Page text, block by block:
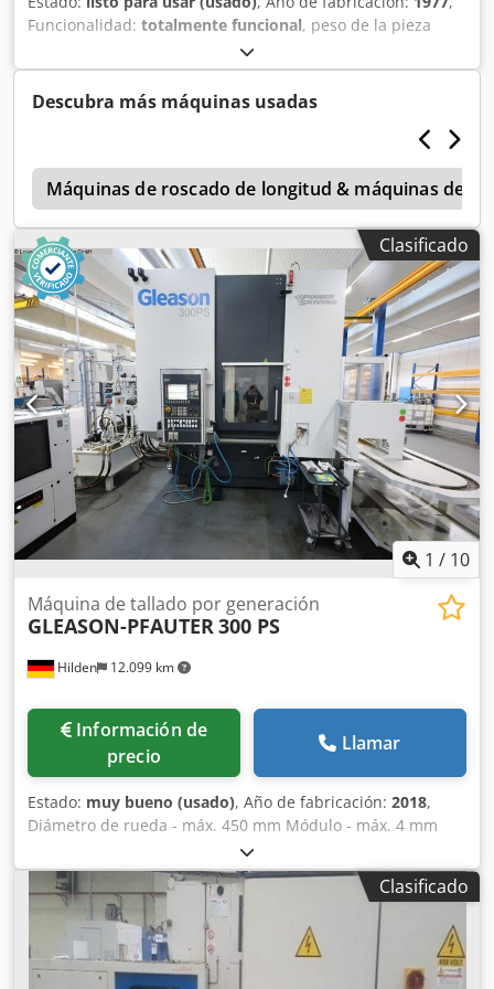
Funcionalidad: totalmente funcional, peso de la pieza
, longitud de rosca:
400, LARGO 3000 mm, MÓDULO 8-10, TIPO HELICOIDAL,
CON DENTADO RECTO. Dsdpjzkrgbofx Ad Rewa
Descubra más máquinas usadas
Máquinas de roscado de longitud & máquinas de
Clasificado
1 / 10
Hilden 12.099 km
Máquina de tallado por generación
GLEASON-PFAUTER300 PS
Información de
precio
Llamar
Estado: muy bueno (usado), Año de fabricación: 2018,
Diámetro de rueda - máx. 450 mm Módulo - máx. 4 mm
Diámetro interior mín. 100 mm Diámetro interior máx. 300
mm Mayor diámetro permitido de la fresa peladora 175
mm Diámetro de la superficie de apoyo 125 mm Recorrido
del carro en dirección X 350 mm Recorrido del carro en
dirección Y 300 mm Recorrido del carro en dirección Z 440
mm Máx. ángulo de giro del cabezal pelador ±25 grados
Clasificado